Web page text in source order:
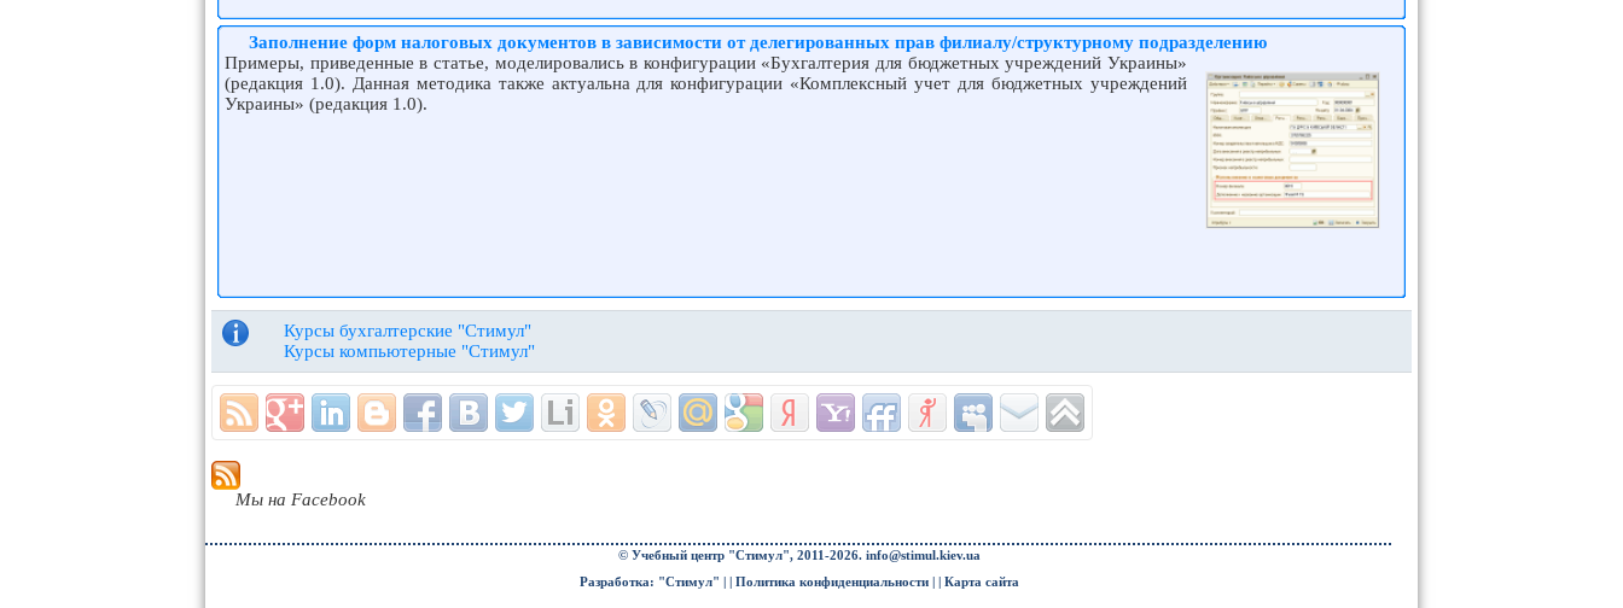
Заполнение форм налоговых документов в зависимости от делегированных прав филиалу/структурному подразделению
Примеры, приведенные в статье, моделировались в конфигурации «Бухгалтерия для бюджетных учреждений Украины»
(редакция 1.0). Данная методика также актуальна для конфигурации «Комплексный учет для бюджетных учреждений
Украины» (редакция 1.0).
Курсы бухгалтерские "Стимул"
Курсы компьютерные "Стимул"
Мы на Facebook
© Учебный центр "Стимул", 2011-2026. info@stimul.kiev.ua
Разработка: "Стимул" | | Политика конфиденциальности| | Карта сайта